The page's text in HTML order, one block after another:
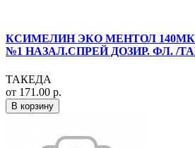
КСИМЕЛИН ЭКО МЕНТОЛ
№1 НАЗАЛ.СПРЕЙ ДОЗИР. ФЛ. /
ТАКЕДА
от 171.00 р.
В корзину